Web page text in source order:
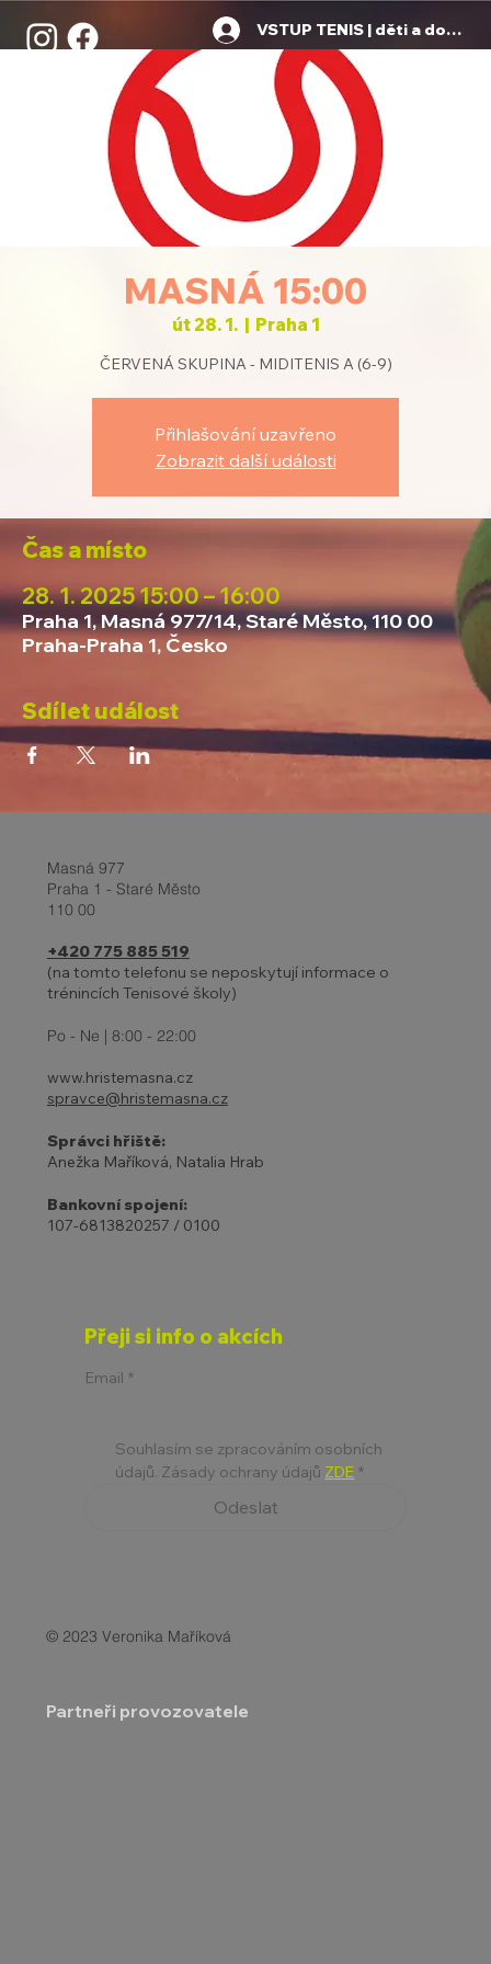
VSTUP TENIS | děti a dospělí
MASNÁ 15:00
út 28. 1.
  |
Praha 1
ČERVENÁ SKUPINA - MIDITENIS A (6-9)
Přihlašování uzavřeno
Zobrazit další události
Čas a místo
28. 1. 2025 15:00 – 16:00
Praha 1, Masná 977/14, Staré Město, 110 00
Praha-Praha 1, Česko
Sdílet událost
Masná 977
Praha 1 - Staré Město
110 00
+420 775 885 519
(na tomto telefonu se neposkytují informace o
trénincích Tenisové školy)
Po - Ne | 8:00 - 22:00
www.hristemasna.cz
spravce@hristemasna.cz
Správci hřiště:
Anežka Maříková, Natalia Hrab
Bankovní spojení:
107-6813820257 / 0100
Přeji si info o akcích
Email *
Souhlasím se zpracováním osobních
údajů. Zásady ochrany údajů ZDE *
Odeslat
© 2023 Veronika Maříková
Partneři provozovatele